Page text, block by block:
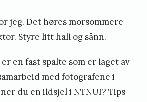
jeg. Det høres morsommere
Styre litt hall og sånn.
en fast spalte som er laget av
med fotografene i
du en ildsjel i NTNUI? Tips